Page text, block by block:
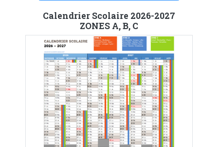
Calendrier Scolaire 2026-2027
ZONES A, B, C